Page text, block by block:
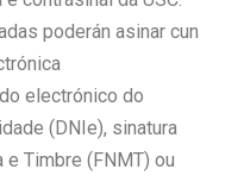
poderán asinar cun
electrónico do
(DNIe), sinatura
e Timbre (FNMT) ou